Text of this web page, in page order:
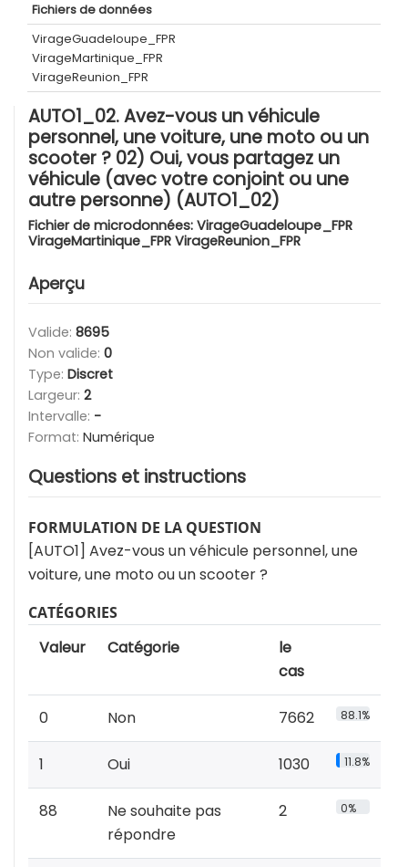
Fichiers de données
VirageGuadeloupe_FPR
VirageMartinique_FPR
VirageReunion_FPR
AUTO1_02. Avez-vous un véhicule
personnel, une voiture, une moto ou un
scooter ? 02) Oui, vous partagez un
véhicule (avec votre conjoint ou une
autre personne) (AUTO1_02)
Fichier de microdonnées: VirageGuadeloupe_FPR
VirageMartinique_FPR VirageReunion_FPR
Aperçu
Valide: 8695
Non valide: 0
Type: Discret
Largeur: 2
Intervalle: -
Format: Numérique
Questions et instructions
FORMULATION DE LA QUESTION
[AUTO1] Avez-vous un véhicule personnel, une
voiture, une moto ou un scooter ?
CATÉGORIES
Valeur Catégorie
le
cas
0 Non 7662 88.1%
1 Oui 1030 11.8%
88
Ne souhaite pas
répondre
2 0%